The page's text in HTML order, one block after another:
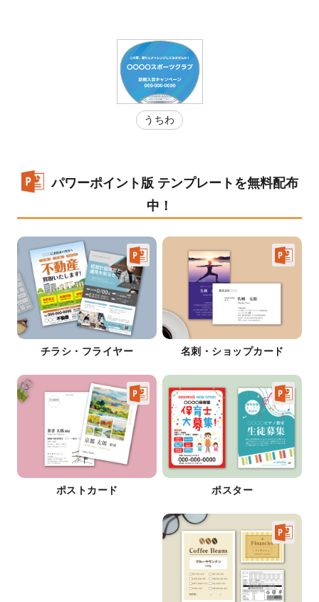
うちわ
パワーポイント版 テンプレートを無料配布
中！
チラシ・フライヤー 名刺・ショップカード
ポストカード ポスター